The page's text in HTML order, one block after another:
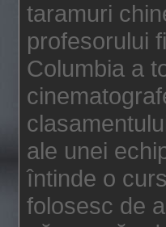
taramuri
profesorului
Columbia a
ale unei
întinde o
folosesc de